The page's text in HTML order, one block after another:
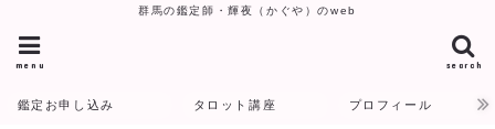
群馬の鑑定師・輝夜（かぐや）のweb
search
menu
鑑定お申し込み タロット講座 プロフィール